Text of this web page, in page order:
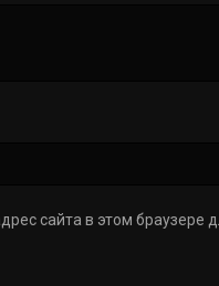
сайта в этом браузере